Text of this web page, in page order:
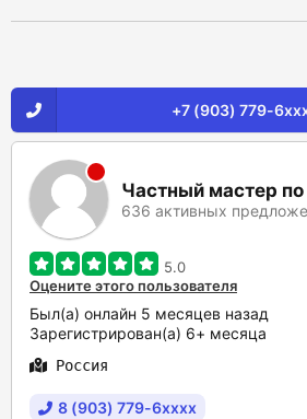
+7 (903) 779-
Частный мастер
636 активных
5.0
Оцените этого пользователя
Был(а) онлайн 5 месяцев назад
Зарегистрирован(а) 6+ месяца
Россия
8 (903) 779-6xxxx